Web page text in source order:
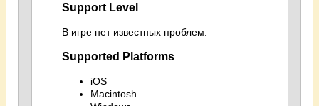
Support Level
В игре нет известных проблем.
Supported Platforms
iOS
Macintosh